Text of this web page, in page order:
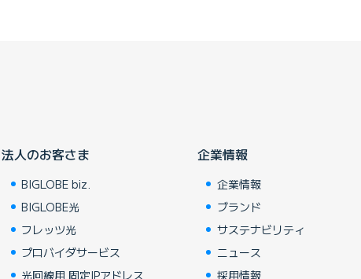
法人のお客さま
BIGLOBE biz.
BIGLOBE光
フレッツ光
プロバイダサービス
光回線用 固定IPアドレス
企業情報
企業情報
ブランド
サステナビリティ
ニュース
採用情報